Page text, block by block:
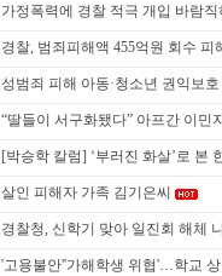
가정폭력에 경찰 적극 개입 바람직
경찰, 범죄피해액 455억원 회수 피
성범죄 피해 아동·청소년 권익보
“딸들이 서구화됐다” 아프간 이민
[박승학 칼럼] ‘부러진 화살’로 본
살인 피해자 가족 김기은씨
경찰청, 신학기 맞아 일진회 해체
'고용불안''가해학생 위협'…학교